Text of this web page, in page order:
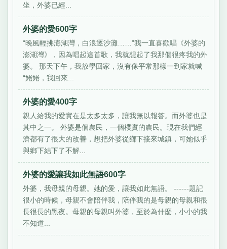
坐，外婆已經...
外婆的愛600字
“晚風輕拂澎湖灣，白浪逐沙灘……”我一直喜歡唱《外婆的
澎湖灣》，因為唱起這首歌，我就想起了我那個很疼我的外
婆。 那天下午，我放學回家，沒有像平常那樣一到家就喊
“姥姥，我回來...
外婆的愛400字
親人給我的愛實在是太多太多，讓我無以報答。而外婆也是
其中之一。 外婆是個農民，一個樸實的農民。現在我們經
濟都有了很大的改善，想把外婆從鄉下接來城鎮，可她似乎
與鄉下結下了不解...
外婆的愛讓我如此無語600字
外婆，我母親的母親。她的愛，讓我如此無語。 ------題記
很小的時候，母親不會陪伴我，陪伴我的是母親的母親和很
長很長的黑夜。母親的母親叫外婆，至於為什麼，小小的我
不知道...